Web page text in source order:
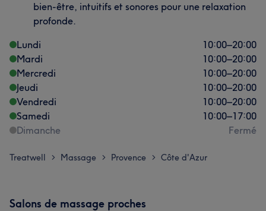
bien-être, intuitifs et sonores pour une relaxation
profonde.
Lundi
10:00–20:00
Mardi
10:00–20:00
Mercredi
10:00–20:00
Jeudi
10:00–20:00
Vendredi
10:00–20:00
Samedi
10:00–17:00
Dimanche
Fermé
Treatwell > Massage > Provence > Côte d'Azur
Salons de massage proches